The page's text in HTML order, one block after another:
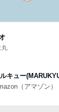
キュー
（アマゾン）